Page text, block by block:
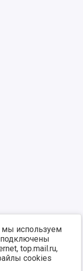
мы используем
подключены
top.mail.ru,
cookies